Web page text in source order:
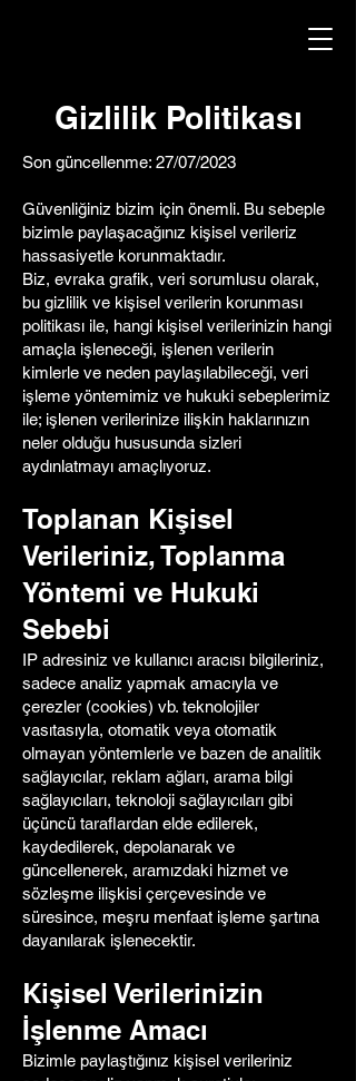
Gizlilik Politikası
Son güncellenme: 27/07/2023
Güvenliğiniz bizim için önemli. Bu sebeple
bizimle paylaşacağınız kişisel verileriz
hassasiyetle korunmaktadır.
Biz, evraka grafik, veri sorumlusu olarak,
bu gizlilik ve kişisel verilerin korunması
politikası ile, hangi kişisel verilerinizin hangi
amaçla işleneceği, işlenen verilerin
kimlerle ve neden paylaşılabileceği, veri
işleme yöntemimiz ve hukuki sebeplerimiz
ile; işlenen verilerinize ilişkin haklarınızın
neler olduğu hususunda sizleri
aydınlatmayı amaçlıyoruz.
Toplanan Kişisel
Verileriniz, Toplanma
Yöntemi ve Hukuki
Sebebi
IP adresiniz ve kullanıcı aracısı bilgileriniz,
sadece analiz yapmak amacıyla ve
çerezler (cookies) vb. teknolojiler
vasıtasıyla, otomatik veya otomatik
olmayan yöntemlerle ve bazen de analitik
sağlayıcılar, reklam ağları, arama bilgi
sağlayıcıları, teknoloji sağlayıcıları gibi
üçüncü taraflardan elde edilerek,
kaydedilerek, depolanarak ve
güncellenerek, aramızdaki hizmet ve
sözleşme ilişkisi çerçevesinde ve
süresince, meşru menfaat işleme şartına
dayanılarak işlenecektir.
Kişisel Verilerinizin
İşlenme Amacı
Bizimle paylaştığınız kişisel verileriniz